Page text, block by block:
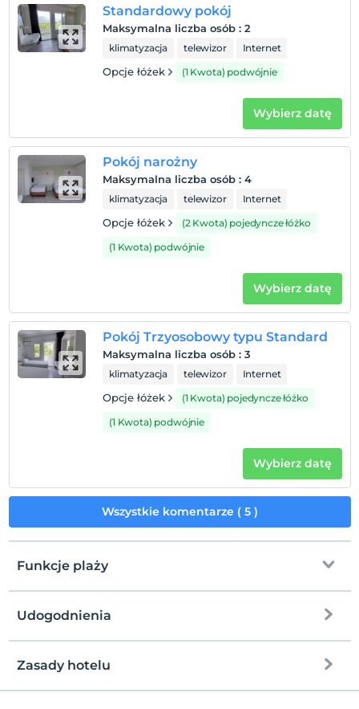
Zameldować się
Po 14:00
Wymeldować się
Palenie
Zakaz palenia w pokoju
Godziny zameldowania
Dzieci)
Niemowlęta do wieku do 1 są bezpłatne.
1 dzieci w wieku poniżej 6 jest/jest bezpłatne za pokój
Standardowy pokój
Maksymalna liczba osób : 2
klimatyzacja telewizor Internet
Opcje łóżek (1 Kwota) podwójnie
Wybierz datę
Pokój narożny
Maksymalna liczba osób : 4
klimatyzacja telewizor Internet
Opcje łóżek
(2 Kwota) pojedyncze łóżko
(1 Kwota) podwójnie
Wybierz datę
Pokój Trzyosobowy typu Standard
Maksymalna liczba osób : 3
klimatyzacja telewizor Internet
Opcje łóżek
(1 Kwota) pojedyncze łóżko
(1 Kwota) podwójnie
Wybierz datę
Wszystkie komentarze ( 5 )
Funkcje plaży
na plażę
plaża piaskowa
Udogodnienia
Zasady hotelu
Zameldować się